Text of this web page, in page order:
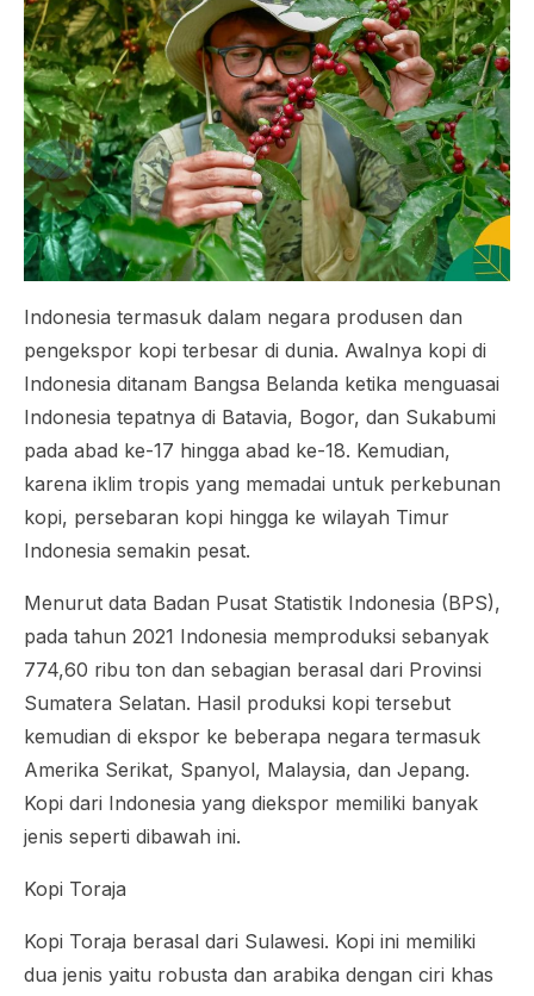
Indonesia termasuk dalam negara produsen dan
pengekspor kopi terbesar di dunia. Awalnya kopi di
Indonesia ditanam Bangsa Belanda ketika menguasai
Indonesia tepatnya di Batavia, Bogor, dan Sukabumi
pada abad ke-17 hingga abad ke-18. Kemudian,
karena iklim tropis yang memadai untuk perkebunan
kopi, persebaran kopi hingga ke wilayah Timur
Indonesia semakin pesat.
Menurut data Badan Pusat Statistik Indonesia (BPS),
pada tahun 2021 Indonesia memproduksi sebanyak
774,60 ribu ton dan sebagian berasal dari Provinsi
Sumatera Selatan. Hasil produksi kopi tersebut
kemudian di ekspor ke beberapa negara termasuk
Amerika Serikat, Spanyol, Malaysia, dan Jepang.
Kopi dari Indonesia yang diekspor memiliki banyak
jenis seperti dibawah ini.
Kopi Toraja
Kopi Toraja berasal dari Sulawesi. Kopi ini memiliki
dua jenis yaitu robusta dan arabika dengan ciri khas